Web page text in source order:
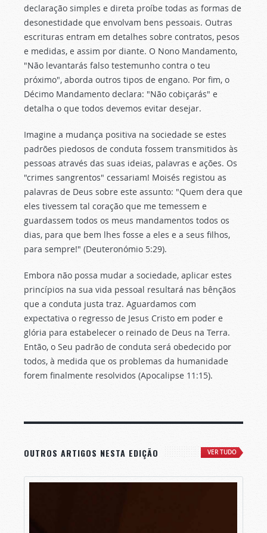
declaração simples e direta proíbe todas as formas de
desonestidade que envolvam bens pessoais. Outras
escrituras entram em detalhes sobre contratos, pesos
e medidas, e assim por diante. O Nono Mandamento,
"Não levantarás falso testemunho contra o teu
próximo", aborda outros tipos de engano. Por fim, o
Décimo Mandamento declara: "Não cobiçarás" e
detalha o que todos devemos evitar desejar.
Imagine a mudança positiva na sociedade se estes
padrões piedosos de conduta fossem transmitidos às
pessoas através das suas ideias, palavras e ações. Os
"crimes sangrentos" cessariam! Moisés registou as
palavras de Deus sobre este assunto: "Quem dera que
eles tivessem tal coração que me temessem e
guardassem todos os meus mandamentos todos os
dias, para que bem lhes fosse a eles e a seus filhos,
para sempre!" (Deuteronómio 5:29).
Embora não possa mudar a sociedade, aplicar estes
princípios na sua vida pessoal resultará nas bênçãos
que a conduta justa traz. Aguardamos com
expectativa o regresso de Jesus Cristo em poder e
glória para estabelecer o reinado de Deus na Terra.
Então, o Seu padrão de conduta será obedecido por
todos, à medida que os problemas da humanidade
forem finalmente resolvidos (Apocalipse 11:15).
OUTROS ARTIGOS NESTA EDIÇÃO VER TUDO